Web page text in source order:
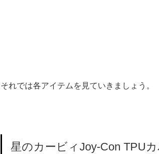
それでは各アイテムを見ていきましょう。
星のカービィJoy-Con TPU